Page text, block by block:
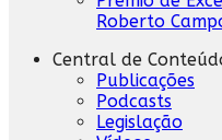
Roberto
Central de
Publicações
Podcasts
Legislação